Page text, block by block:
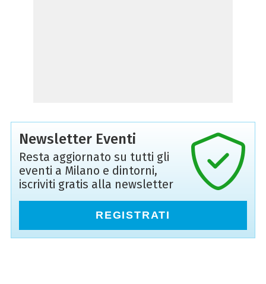
Newsletter Eventi
Resta aggiornato su tutti gli
eventi a Milano e dintorni,
iscriviti gratis alla newsletter
REGISTRATI